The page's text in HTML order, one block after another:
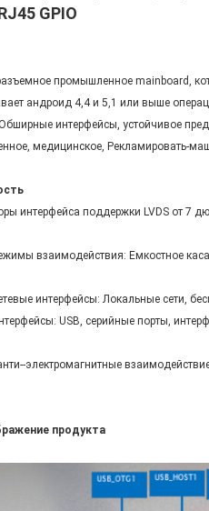
GPIO
промышленное mainboard,
андроид 4,4 и 5,1 или выше
интерфейсы, устойчивое
медицинское, Рекламировать-
интерфейса поддержки LVDS от 7
взаимодействия: Емкостное
интерфейсы: Локальные сети,
USB, серийные порты,
электромагнитные
продукта